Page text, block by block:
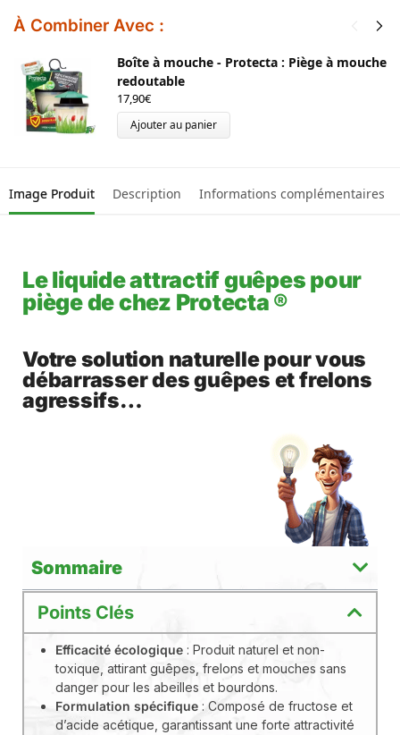
À Combiner Avec :
Boîte à mouche - Protecta : Piège à mouche
redoutable
17,90€
Ajouter au panier
Image Produit Description Informations complémentaires
Le liquide attractif guêpes pour
piège de chez Protecta ®
Votre solution naturelle pour vous
débarrasser des guêpes et frelons
agressifs…
Sommaire
Points Clés
Efficacité écologique : Produit naturel et non-
toxique, attirant guêpes, frelons et mouches sans
danger pour les abeilles et bourdons.
Formulation spécifique : Composé de fructose et
d’acide acétique, garantissant une forte attractivité